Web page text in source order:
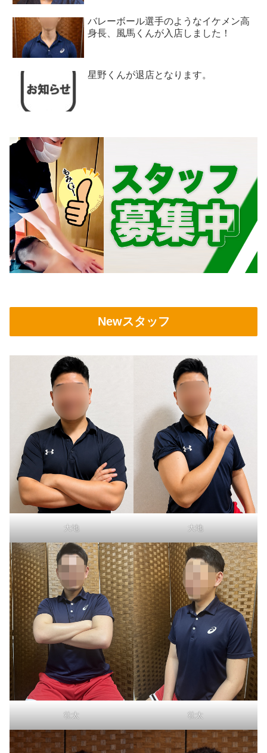
バレーボール選手のようなイケメン高
身長、風馬くんが入店しました！
星野くんが退店となります。
Newスタッフ
大地 大地
壮太 壮太